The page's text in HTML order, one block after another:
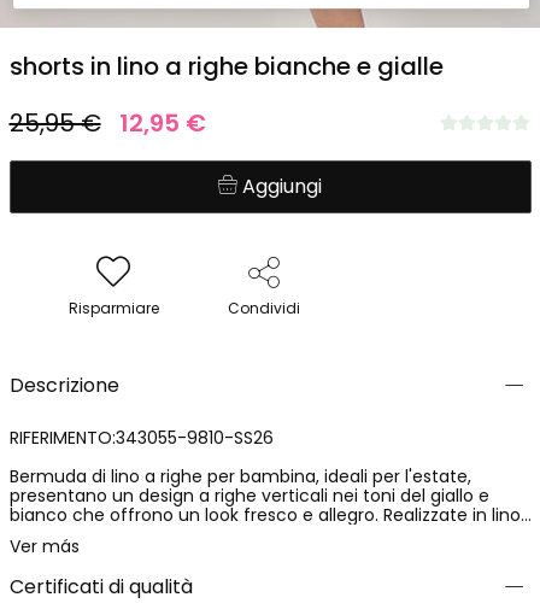
shorts in lino a righe bianche e gialle
25,95 € 12,95 €
Aggiungi
Risparmiare Condividi
Descrizione
RIFERIMENTO:343055-9810-SS26
Bermuda di lino a righe per bambina, ideali per l'estate,
presentano un design a righe verticali nei toni del giallo e
bianco che offrono un look fresco e allegro. Realizzate in lino,
garantiscono leggerezza e comodità. La vita regolabile con
cordoncino fornisce una vestibilità perfetta. Disponibili in
taglie da 12 mesi a 12 anni, sono versatili e facili da abbinare
con t-shirt o bluse informali, fornendo uno stile rilassato ed
Ver más
Certificati di qualità